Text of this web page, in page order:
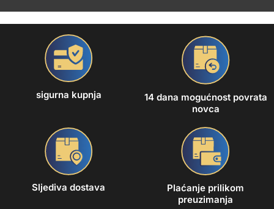
sigurna kupnja
14 dana mogućnost povrata
novca
Sljediva dostava
Plaćanje prilikom
preuzimanja